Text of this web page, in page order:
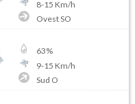
8-15 Km/h
Ovest SO
63%
9-15 Km/h
Sud O